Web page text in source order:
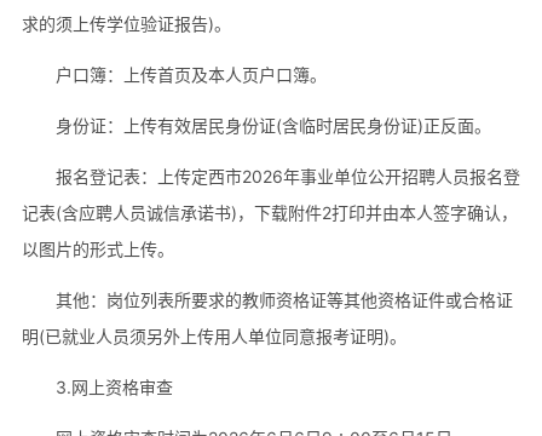
求的须上传学位验证报告)。
户口簿：上传首页及本人页户口簿。
身份证：上传有效居民身份证(含临时居民身份证)正反面。
报名登记表：上传定西市2026年事业单位公开招聘人员报名登
记表(含应聘人员诚信承诺书)，下载附件2打印并由本人签字确认，
以图片的形式上传。
其他：岗位列表所要求的教师资格证等其他资格证件或合格证
明(已就业人员须另外上传用人单位同意报考证明)。
3.网上资格审查